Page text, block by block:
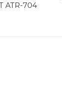
ATR-704